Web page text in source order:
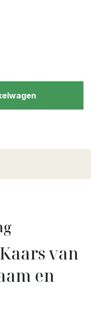
van
en